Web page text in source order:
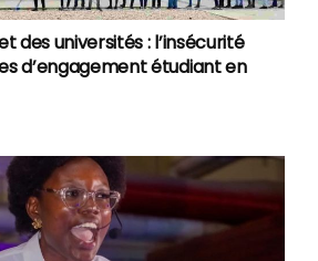
des universités : l’insécurité
d’engagement étudiant en